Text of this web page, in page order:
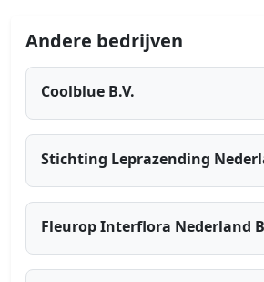
Andere bedrijven
Coolblue B.V.
Stichting Leprazending
Fleurop Interflora Nederland